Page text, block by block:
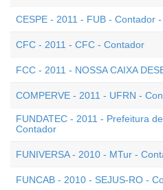
CESPE - 2011 - FUB - Contador
CFC - 2011 - CFC - Contador
FCC - 2011 - NOSSA CAIXA
COMPERVE - 2011 - UFRN -
FUNDATEC - 2011 - Prefeitura
Contador
FUNIVERSA - 2010 - MTur -
FUNCAB - 2010 - SEJUS-RO -